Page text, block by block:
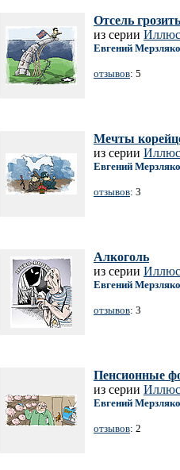
Отсель
из серии
Евгений
отзывов: 5
Мечты
из серии
Евгений
отзывов: 3
Алкоголь
из серии
Евгений
отзывов: 3
Пенсионные
из серии
Евгений
отзывов: 2